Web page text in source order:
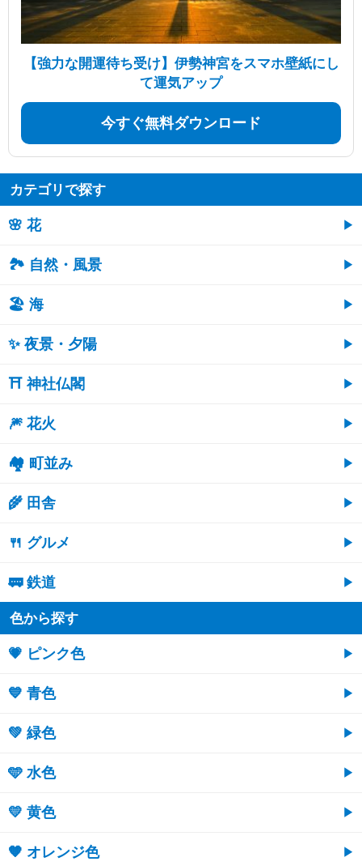
【強力な開運待ち受け】伊勢神宮をスマホ壁紙にし
て運気アップ
今すぐ無料ダウンロード
カテゴリで探す
🌸 花
🏞️ 自然・風景
🏖 海
✨ 夜景・夕陽
⛩ 神社仏閣
🎆 花火
🏘 町並み
🌾 田舎
🍴 グルメ
🚃 鉄道
色から探す
💗 ピンク色
💙 青色
💚 緑色
🩵 水色
💛 黄色
🧡 オレンジ色